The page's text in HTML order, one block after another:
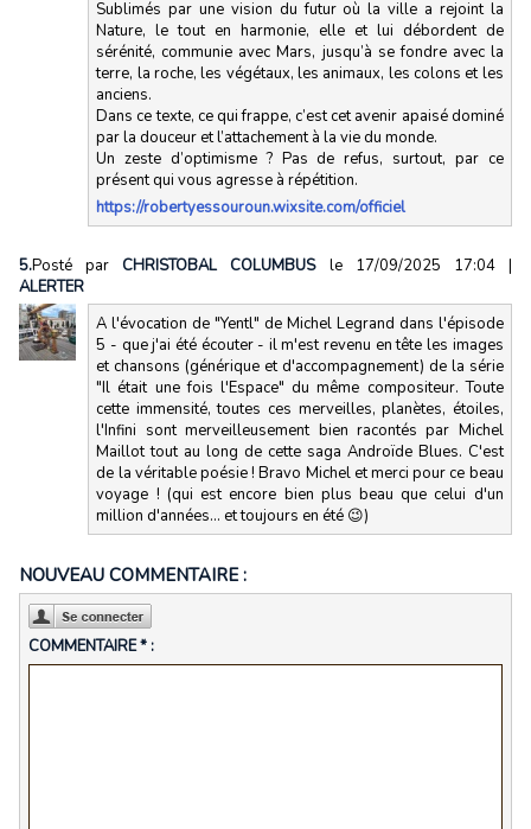
Sublimés par une vision du futur où la ville a rejoint la
Nature, le tout en harmonie, elle et lui débordent de
sérénité, communie avec Mars, jusqu’à se fondre avec la
terre, la roche, les végétaux, les animaux, les colons et les
anciens.
Dans ce texte, ce qui frappe, c’est cet avenir apaisé dominé
par la douceur et l’attachement à la vie du monde.
Un zeste d’optimisme ? Pas de refus, surtout, par ce
présent qui vous agresse à répétition.
https://robertyessouroun.wixsite.com/officiel
5.Posté parCHRISTOBAL COLUMBUS le 17/09/2025 17:04 |
ALERTER
A l'évocation de "Yentl" de Michel Legrand dans l'épisode
5 - que j'ai été écouter - il m'est revenu en tête les images
et chansons (générique et d'accompagnement) de la série
"Il était une fois l'Espace" du même compositeur. Toute
cette immensité, toutes ces merveilles, planètes, étoiles,
l'Infini sont merveilleusement bien racontés par Michel
Maillot tout au long de cette saga Androïde Blues. C'est
de la véritable poésie ! Bravo Michel et merci pour ce beau
voyage ! (qui est encore bien plus beau que celui d'un
million d'années... et toujours en été 😉)
NOUVEAU COMMENTAIRE :
COMMENTAIRE * :